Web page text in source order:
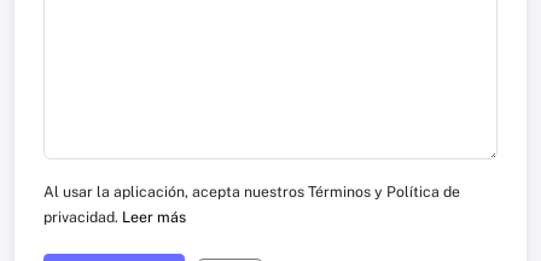
Al usar la aplicación, acepta nuestros Términos y Política de
privacidad. Leer más